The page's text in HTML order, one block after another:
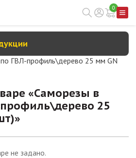
0
ГВЛ-профиль\дерево 25 мм GN
«Саморезы в
25
»
не задано.